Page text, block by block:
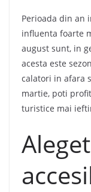
Perioada din an
influenta foarte
august sunt, in
acesta este
calatori in afara
martie, poti
turistice mai